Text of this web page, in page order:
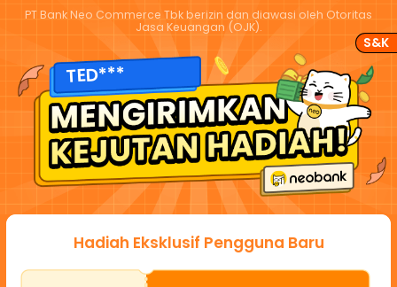
PT Bank Neo Commerce Tbk berizin dan diawasi oleh Otoritas
Jasa Keuangan (OJK).
TED***
S&K
Hadiah Eksklusif Pengguna Baru